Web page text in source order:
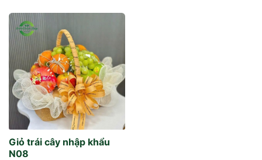
Giỏ trái cây nhập khẩu
N08